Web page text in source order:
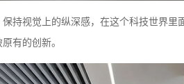
持视觉上的纵深感，在这个科技世界
有的创新。